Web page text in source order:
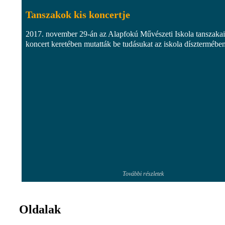
Tanszakok kis koncertje
2017. november 29-án az Alapfokú Művészeti Iskola tanszakai
koncert keretében mutatták be tudásukat az iskola
További részletek
Oldalak